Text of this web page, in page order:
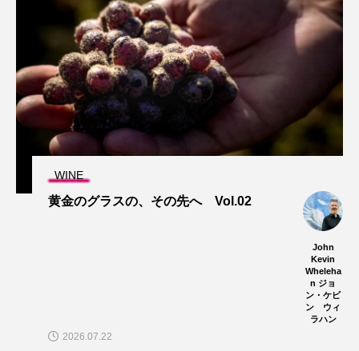
WINE
黄金のグラスの、その先へ Vol.02
John
Kevin
Wheleha
n ジョ
ン・ケビ
ン ウィ
ラハン
2026.07.22